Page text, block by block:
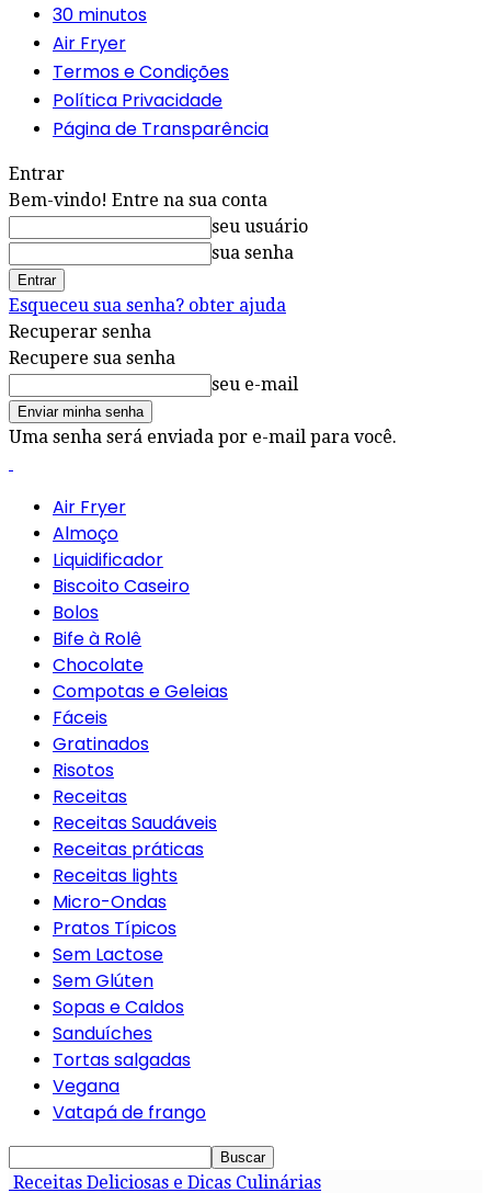
30 minutos
Air Fryer
Termos e Condições
Política Privacidade
Página de Transparência
Entrar
Bem-vindo! Entre na sua conta
seu usuário
sua senha
Esqueceu sua senha? obter ajuda
Recuperar senha
Recupere sua senha
seu e-mail
Uma senha será enviada por e-mail para você.
Air Fryer
Almoço
Liquidificador
Biscoito Caseiro
Bolos
Bife à Rolê
Chocolate
Compotas e Geleias
Fáceis
Gratinados
Risotos
Receitas
Receitas Saudáveis
Receitas práticas
Receitas lights
Micro-Ondas
Pratos Típicos
Sem Lactose
Sem Glúten
Sopas e Caldos
Sanduíches
Tortas salgadas
Vegana
Vatapá de frango
Receitas Deliciosas e Dicas Culinárias